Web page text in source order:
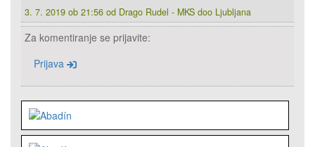
3. 7. 2019 ob 21:56 od Drago Rudel - MKS doo Ljubljana
Za komentiranje se prijavite:
Prijava